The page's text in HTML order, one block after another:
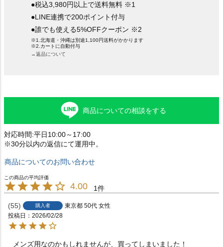
●税込3,980円以上で送料無料 ※1
●LINE連携で200ポイント付与
●誰でも使える5%OFFクーポン ※2
※1.北海道・沖縄は別途1,100円送料がかかります
※2.カートに自動付与
→返品について
商品についての相談をする
対応時間:平日10:00～17:00
※30分以内の返信にて運用中。
商品についてのお問い合わせ
4.00 1
55 購入者 東京都 50代 女性
投稿日
2026/02/28
メンズ用なのかもしれませんが、買ってしまいました！